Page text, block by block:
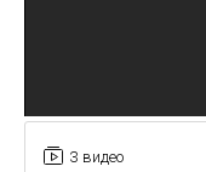
3 видео